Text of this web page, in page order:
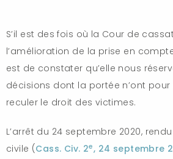
S’il est des fois où la Cour de
l’amélioration de la prise en
est de constater qu’elle nous
décisions dont la portée n’ont
reculer le droit des victimes.
L’arrêt du 24 septembre 2020,
civile (Cass. Civ. 2e, 24 septembre